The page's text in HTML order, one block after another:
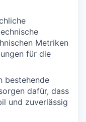
Metriken
für die
bestehende
dafür, dass
und zuverlässig